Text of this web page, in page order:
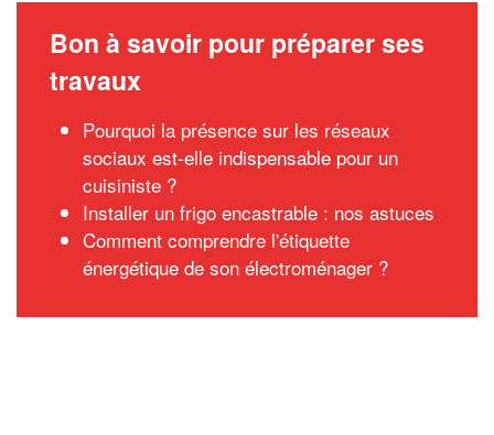
Bon à savoir pour préparer ses
travaux
Pourquoi la présence sur les réseaux
sociaux est-elle indispensable pour un
cuisiniste ?
Installer un frigo encastrable : nos astuces
Comment comprendre l'étiquette
énergétique de son électroménager ?